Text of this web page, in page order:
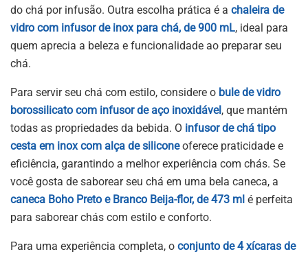
do chá por infusão. Outra escolha prática é a chaleira de
vidro com infusor de inox para chá, de 900 mL, ideal para
quem aprecia a beleza e funcionalidade ao preparar seu
chá.
Para servir seu chá com estilo, considere o bule de vidro
borossilicato com infusor de aço inoxidável , que mantém
todas as propriedades da bebida. O infusor de chá tipo
cesta em inox com alça de siliconeoferece praticidade e
eficiência, garantindo a melhor experiência com chás. Se
você gosta de saborear seu chá em uma bela caneca, a
caneca Boho Preto e Branco Beija-flor, de 473 ml é perfeita
para saborear chás com estilo e conforto.
Para uma experiência completa, o conjunto de 4 xícaras de